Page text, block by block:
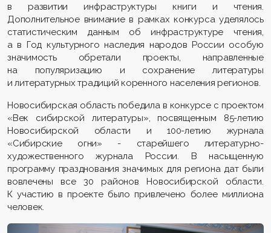
в развитии инфраструктуры книги и чтения.
Дополнительное внимание в рамках конкурса уделялось
статистическим данным об инфраструктуре чтения,
а в Год культурного наследия народов России особую
значимость обретали проекты, направленные
на популяризацию и сохранение литературы
и литературных традиций коренного населения регионов.
Новосибирская область победила в конкурсе с проектом
«Век сибирской литературы», посвященным 85-летию
Новосибирской области и 100-летию журнала
«Сибирские огни» - старейшего литературно-
художественного журнала России. В насыщенную
программу празднования значимых для региона дат были
вовлечены все 30 районов Новосибирской области.
К участию в проекте было привлечено более миллиона
человек.